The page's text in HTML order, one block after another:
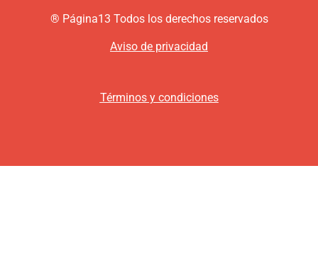
® Página13 Todos los derechos reservados
Aviso de privacidad
Términos y condiciones